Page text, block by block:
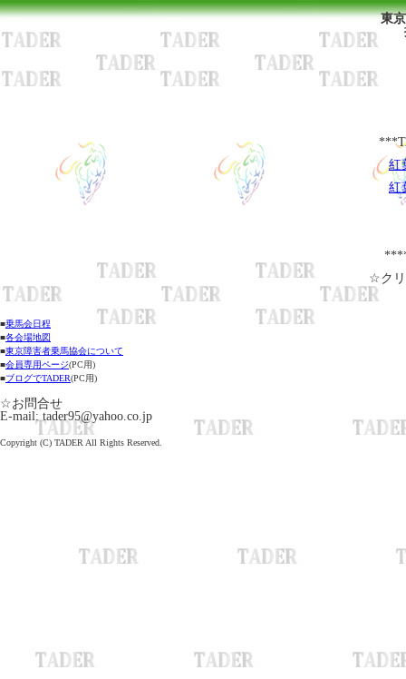
東
紅
紅
☆クリ
■乗馬会日程
■各会場地図
■東京障害者乗馬協会について
■会員専用ページ(PC用)
■ブログでTADER(PC用)
☆お問合せ
E-mail: tader95@yahoo.co.jp
Copyright (C) TADER All Rights Reserved.